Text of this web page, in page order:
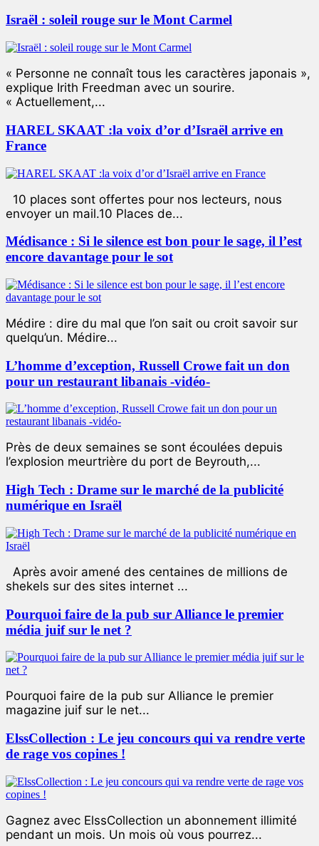
Israël : soleil rouge sur le Mont Carmel
« Personne ne connaît tous les caractères japonais »,
explique Irith Freedman avec un sourire.
« Actuellement,...
HAREL SKAAT :la voix d’or d’Israël arrive en
France
10 places sont offertes pour nos lecteurs, nous
envoyer un mail.10 Places de...
Médisance : Si le silence est bon pour le sage, il l’est
encore davantage pour le sot
Médire : dire du mal que l’on sait ou croit savoir sur
quelqu’un. Médire...
L’homme d’exception, Russell Crowe fait un don
pour un restaurant libanais -vidéo-
Près de deux semaines se sont écoulées depuis
l’explosion meurtrière du port de Beyrouth,...
High Tech : Drame sur le marché de la publicité
numérique en Israël
Après avoir amené des centaines de millions de
shekels sur des sites internet ...
Pourquoi faire de la pub sur Alliance le premier
média juif sur le net ?
Pourquoi faire de la pub sur Alliance le premier
magazine juif sur le net...
ElssCollection : Le jeu concours qui va rendre verte
de rage vos copines !
Gagnez avec ElssCollection un abonnement illimité
pendant un mois. Un mois où vous pourrez...